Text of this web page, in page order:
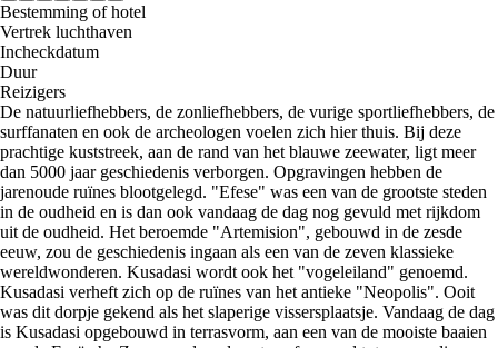
Bestemming of hotel
Vertrek luchthaven
Incheckdatum
Duur
Reizigers
De natuurliefhebbers, de zonliefhebbers, de vurige sportliefhebbers, de
surffanaten en ook de archeologen voelen zich hier thuis. Bij deze
prachtige kuststreek, aan de rand van het blauwe zeewater, ligt meer
dan 5000 jaar geschiedenis verborgen. Opgravingen hebben de
jarenoude ruïnes blootgelegd. "Efese" was een van de grootste steden
in de oudheid en is dan ook vandaag de dag nog gevuld met rijkdom
uit de oudheid. Het beroemde "Artemision", gebouwd in de zesde
eeuw, zou de geschiedenis ingaan als een van de zeven klassieke
wereldwonderen. Kusadasi wordt ook het "vogeleiland" genoemd.
Kusadasi verheft zich op de ruïnes van het antieke "Neopolis". Ooit
was dit dorpje gekend als het slaperige vissersplaatsje. Vandaag de dag
is Kusadasi opgebouwd in terrasvorm, aan een van de mooiste baaien